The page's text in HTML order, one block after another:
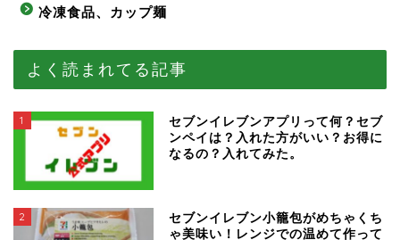
冷凍食品、カップ麺
よく読まれてる記事
1
セブンイレブンアプリって何？セブ
ンペイは？入れた方がいい？お得に
なるの？入れてみた。
2
セブンイレブン小籠包がめちゃくち
ゃ美味い！レンジでの温めて作って